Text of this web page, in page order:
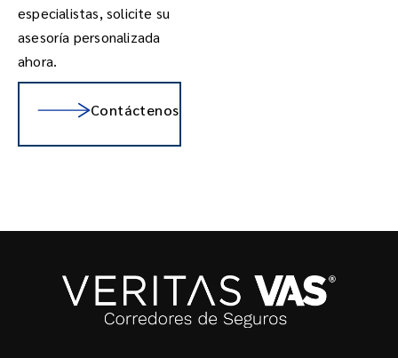
especialistas, solicite su
asesoría personalizada
ahora.
Contáctenos